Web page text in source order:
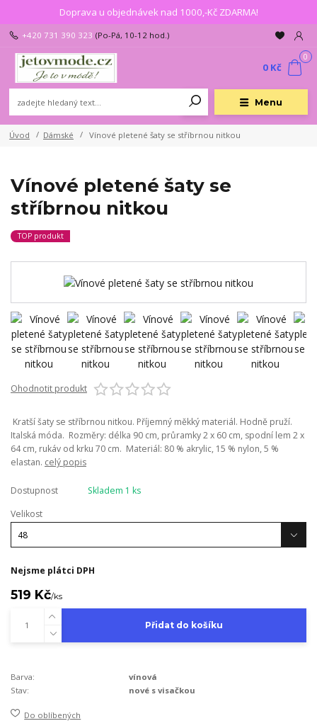
Doprava u objednávek nad 1000,-Kč ZDARMA!
Menu
+420 731 390 323 (Po-Pá, 10-12 hod.)
0
0 Kč
Úvod Dámské Vínové pletené šaty se stříbrnou nitkou
Vínové pletené šaty se
stříbrnou nitkou
TOP produkt
Ohodnotit produkt
Kratší šaty se stříbrnou nitkou. Příjemný měkký materiál. Hodně pruží.
Italská móda. Rozměry: délka 90 cm, průramky 2 x 60 cm, spodní lem 2 x
64 cm, rukáv od krku 70 cm. Materiál: 80 % akrylic, 15 % nylon, 5 %
elastan. celý popis
Dostupnost
Skladem 1 ks
Velikost
Nejsme plátci DPH
519 Kč/ks
Přidat do košíku
Barva:
vínová
Stav:
nové s visačkou
Do oblíbených